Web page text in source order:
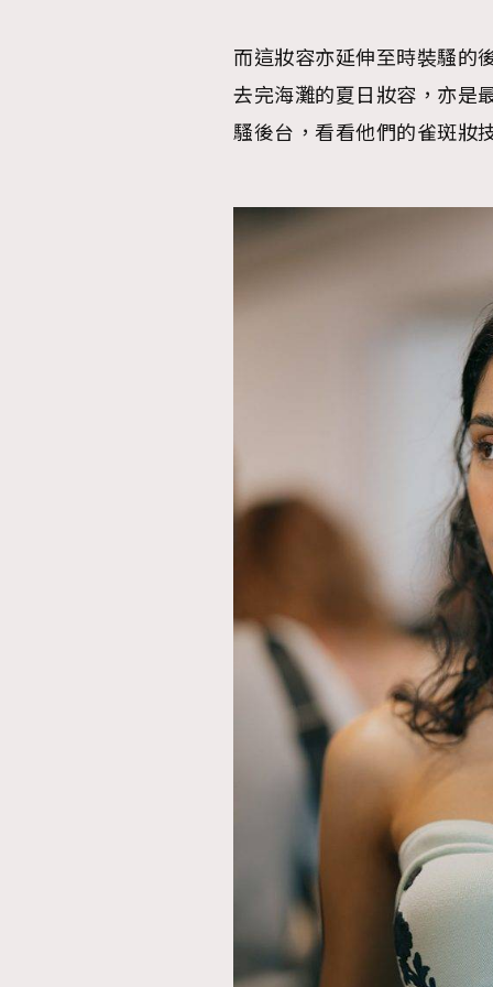
AFrenchMind
而這妝容亦延伸至時裝騷的
去完海灘的夏日妝容，亦是
騷後台，看看他們的雀斑妝